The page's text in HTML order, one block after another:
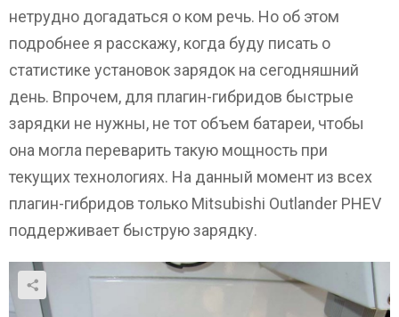
нетрудно догадаться о ком речь. Но об этом
подробнее я расскажу, когда буду писать о
статистике установок зарядок на сегодняшний
день. Впрочем, для плагин-гибридов быстрые
зарядки не нужны, не тот объем батареи, чтобы
она могла переварить такую мощность при
текущих технологиях. На данный момент из всех
плагин-гибридов только Mitsubishi Outlander PHEV
поддерживает быструю зарядку.